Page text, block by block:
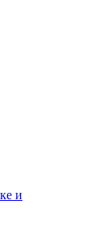
и